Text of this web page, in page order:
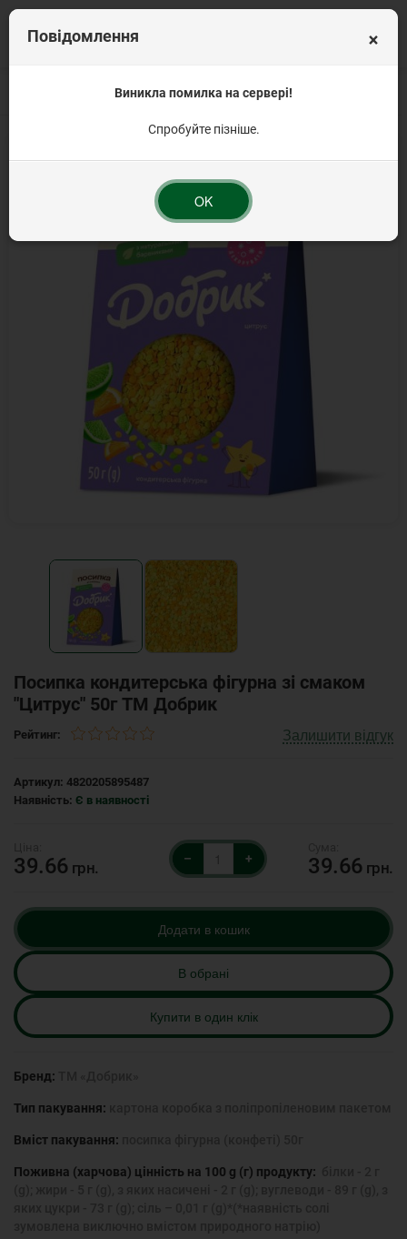
Продукція для Великодня Посипка на паску
Посипка кондитерська фігурна зі смаком
"Цитрус" 50г ТМ Добрик
Рейтинг: Залишити відгук
Артикул: 4820205895487
Наявність: Є в наявності
39.66 грн.
– + 39.66 грн.
Додати в кошик
В обрані
Купити в один клік
Бренд:
Тип пакування:
Вміст пакування:
Поживна (харчова) цінність на 100 g (г) продукту:
×
Повідомлення
Виникла помилка на сервері!
Спробуйте пізніше.
OK